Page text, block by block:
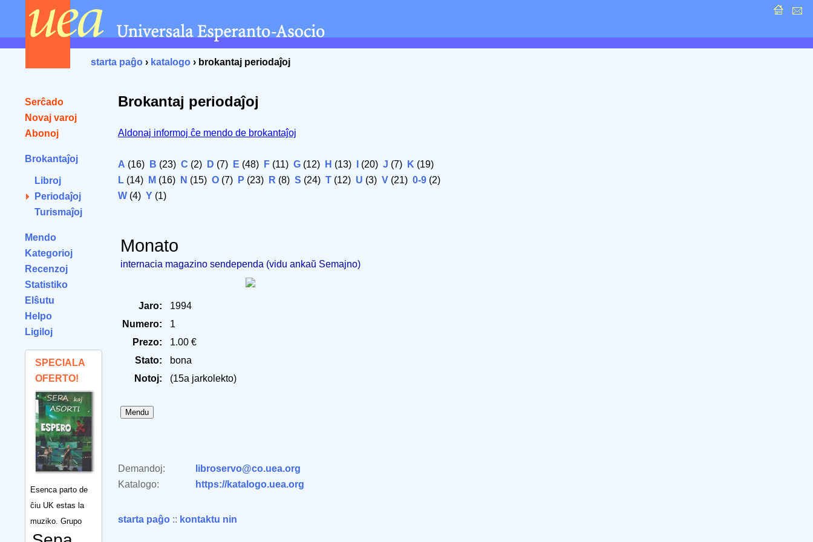
starta paĝo › katalogo › brokantaj periodaĵoj
Serĉado
Novaj varoj
Abonoj
Brokantaĵoj
Libroj
Periodaĵoj
Turismaĵoj
Mendo
Kategorioj
Recenzoj
Statistiko
Elŝutu
Helpo
Ligiloj
SPECIALA
OFERTO!
Esenca parto de
ĉiu UK estas la
muziko. Grupo
Brokantaj periodaĵoj
Aldonaj informoj ĉe mendo de brokantaĵoj
A (16) B (23) C (2) D (7) E (48) F (11) G (12) H (13) (20) J (7) K (19)
L (14) M (16) N (15) O (7) P (23) R (8) S (24) T (12) U (3) V (21) 0-9 (2)
W (4) Y (1)
Monato
internacia magazino sendependa (vidu ankaŭ Semajno)
Jaro:
1994
Numero:
1
Prezo:
1.00 €
Stato:
bona
Notoj:
(15a jarkolekto)
Demandoj:
libroservo@co.uea.org
Katalogo:
https://katalogo.uea.org
starta paĝo :: kontaktu nin